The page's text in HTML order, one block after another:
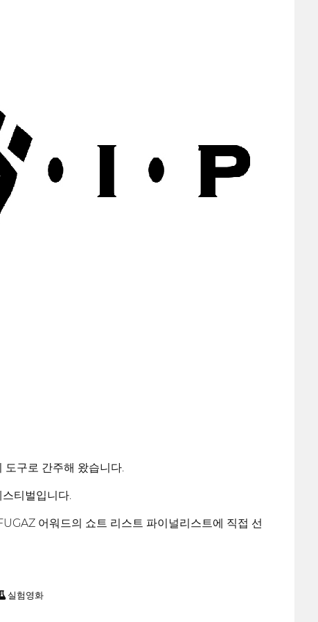
도구로 간주해 왔습니다.
티벌입니다.
어워드의 쇼트 리스트 파이널리스트에 직접 선
실험영화